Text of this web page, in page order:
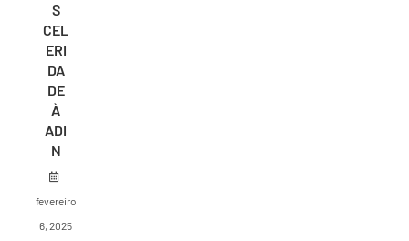
S
CEL
ERI
DA
DE
À
ADI
N
fevereiro
6, 2025